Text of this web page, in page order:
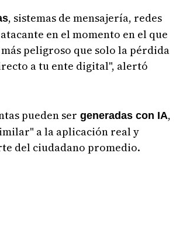
, sistemas de mensajería, redes
en el momento en el que
peligroso que solo la pérdida
a tu ente digital", alertó
pueden ser generadas con IA,
a la aplicación real y
del ciudadano promedio.